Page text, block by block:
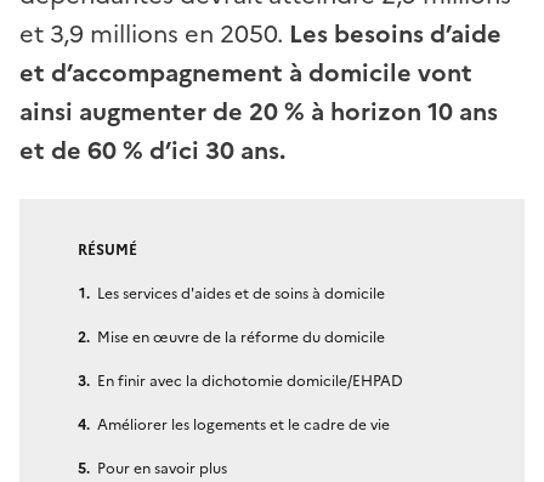
et 3,9 millions en 2050. Les besoins d’aide
et d’accompagnement à domicile vont
ainsi augmenter de 20 % à horizon 10 ans
et de 60 % d’ici 30 ans.
RÉSUMÉ
Les services d'aides et de soins à domicile
Mise en œuvre de la réforme du domicile
En finir avec la dichotomie domicile/EHPAD
Améliorer les logements et le cadre de vie
Pour en savoir plus